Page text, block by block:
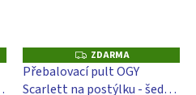
Z
D
A
R
ZDARMA
Přebalovací pult OGY
Scarlett na postýlku - šedý -